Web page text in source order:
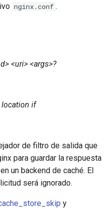
nginx.conf .
<uri> <args>?
location if
de filtro de salida que
para guardar la respuesta
un backend de caché. El
será ignorado.
y